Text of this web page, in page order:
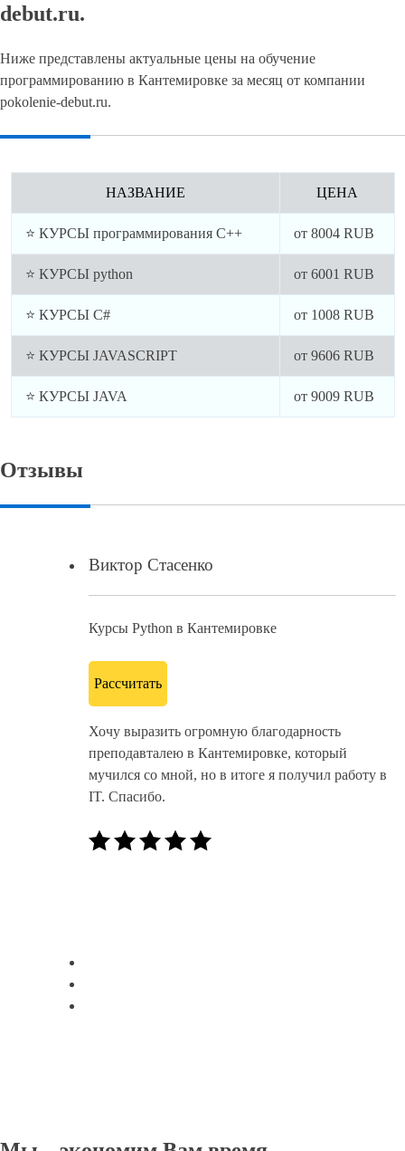
debut.ru.
Ниже представлены актуальные цены на обучение
программированию в Кантемировке за месяц от компании
pokolenie-debut.ru.
НАЗВАНИЕ ЦЕНА
⭐ КУРСЫ программирования C++ от 8004 RUB
⭐ КУРСЫ python от 6001 RUB
⭐ КУРСЫ C# от 1008 RUB
⭐ КУРСЫ JAVASCRIPT от 9606 RUB
⭐ КУРСЫ JAVA от 9009 RUB
Отзывы
Виктор Стасенко
Курсы Python в Кантемировке
Рассчитать
Хочу выразить огромную благодарность
преподавталею в Кантемировке, который
мучился со мной, но в итоге я получил работу в
IT. Спасибо.